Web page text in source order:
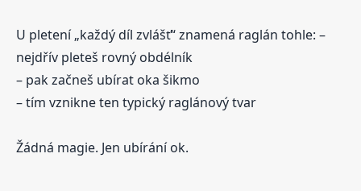
U pletení „každý díl zvlášť“ znamená raglán tohle: –
nejdřív pleteš rovný obdélník
– pak začneš ubírat oka šikmo
– tím vznikne ten typický raglánový tvar
Žádná magie. Jen ubírání ok.